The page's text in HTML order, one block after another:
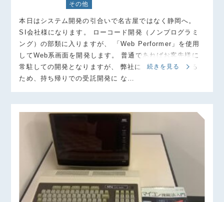
その他
本日はシステム開発の引合いで名古屋ではなく静岡へ。
SI会社様になります。 ローコード開発（ノンプログラミ
ング）の部類に入りますが、 「Web Performer」を使用
してWeb系画面を開発します。 普通であればお客先様に
常駐しての開発となりますが、 弊社にも開発環境がある
ため、持ち帰りでの受託開発に な…
続きを見る